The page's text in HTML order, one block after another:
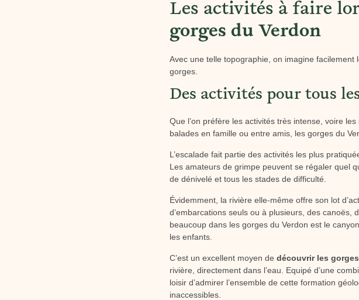
Les activités à faire
gorges du Verdon
Avec une telle topographie, on imagine facilement
gorges.
Des activités pour tous
Que l’on préfère les activités très intense, voire
balades en famille ou entre amis, les gorges du
L’escalade fait partie des activités les plus
Les amateurs de grimpe peuvent se régaler quel
de dénivelé et tous les stades de difficulté.
Évidemment, la rivière elle-même offre son lot
d’embarcations seuls ou à plusieurs, des
beaucoup dans les gorges du Verdon est le
les enfants.
C’est un excellent moyen de découvrir les
rivière, directement dans l’eau. Equipé d’une
loisir d’admirer l’ensemble de cette formation
inaccessibles.